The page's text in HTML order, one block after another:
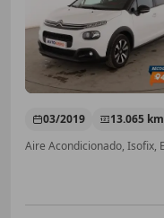
03/2019 13.065 km